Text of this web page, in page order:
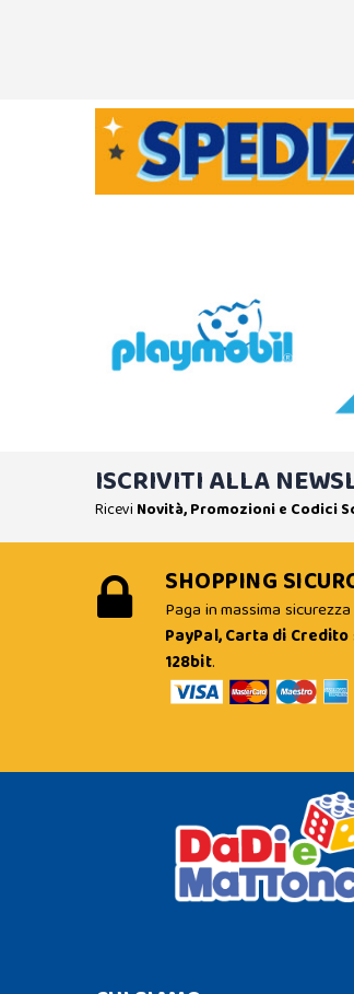
ISCRIVITI ALLA
Ricevi Novità, Promozioni e Codici
SHOPPING
Paga in massima
PayPal, Carta di Credito
128bit.